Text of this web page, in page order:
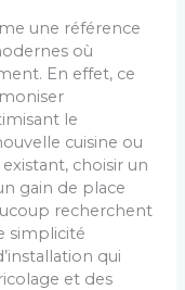
une référence
où
En effet, ce
le
cuisine ou
choisir un
gain de place
recherchent
simplicité
qui
et des